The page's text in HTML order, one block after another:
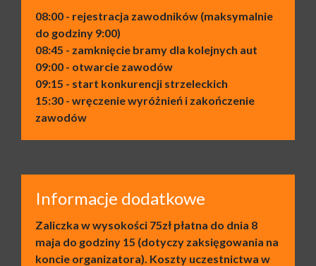
08:00 - rejestracja zawodników (maksymalnie
do godziny 9:00)
08:45 - zamknięcie bramy dla kolejnych aut
09:00 - otwarcie zawodów
09:15 - start konkurencji strzeleckich
15:30 - wręczenie wyróżnień i zakończenie
zawodów
Informacje dodatkowe
Zaliczka w wysokości 75zł płatna do dnia 8
maja do godziny 15 (dotyczy zaksięgowania na
koncie organizatora). Koszty uczestnictwa w